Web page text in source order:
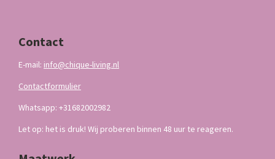
Contact
E-mail: info@chique-living.nl
Contactformulier
Whatsapp: +31682002982
Let op: het is druk! Wij proberen binnen 48 uur te reageren.